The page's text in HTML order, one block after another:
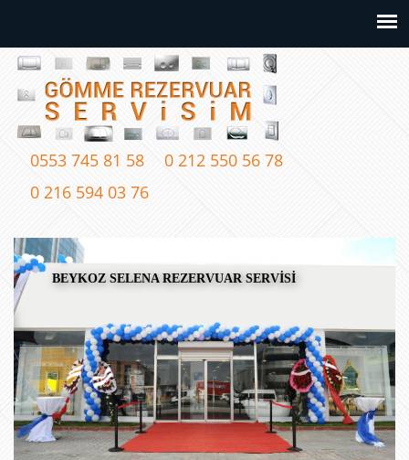
0553 745 81 58
0 212 550 56 78
0 216 594 03 76
BEYKOZ SELENA REZERVUAR SERVİSİ